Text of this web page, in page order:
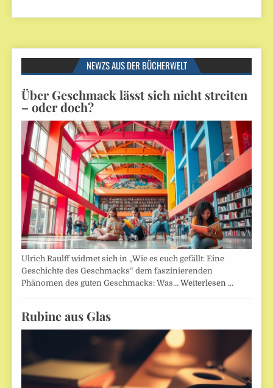
NEWZS AUS DER BÜCHERWELT
Über Geschmack lässt sich nicht streiten
– oder doch?
Ulrich Raulff widmet sich in „Wie es euch gefällt: Eine
Geschichte des Geschmacks“ dem faszinierenden
Phänomen des guten Geschmacks: Was…Weiterlesen …
Rubine aus Glas